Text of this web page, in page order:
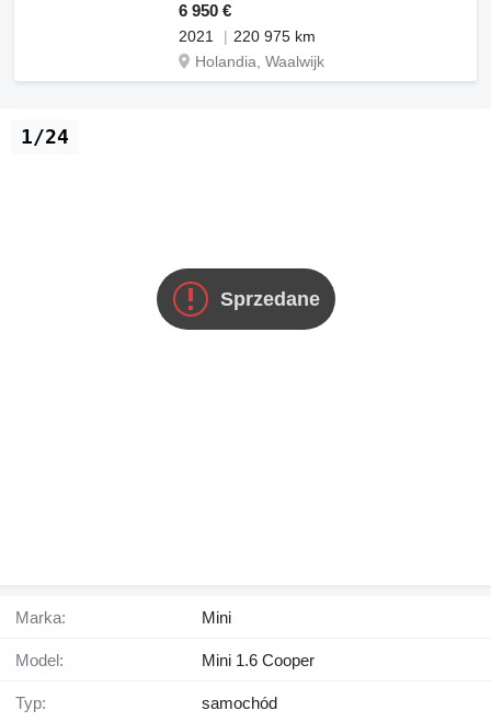
6 950 €
2021
220 975 km
Holandia, Waalwijk
Sprzedane
1/24
Marka: Mini
Model: Mini 1.6 Cooper
Typ: samochód